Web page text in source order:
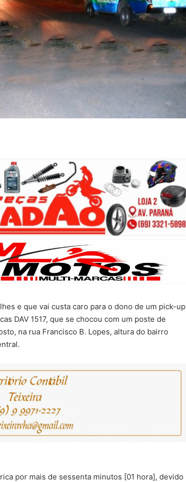
e que vai custa caro para o dono de um pick-up
DAV 1517, que se chocou com um poste de
na rua Francisco B. Lopes, altura do bairro
por mais de sessenta minutos [01 hora], devido